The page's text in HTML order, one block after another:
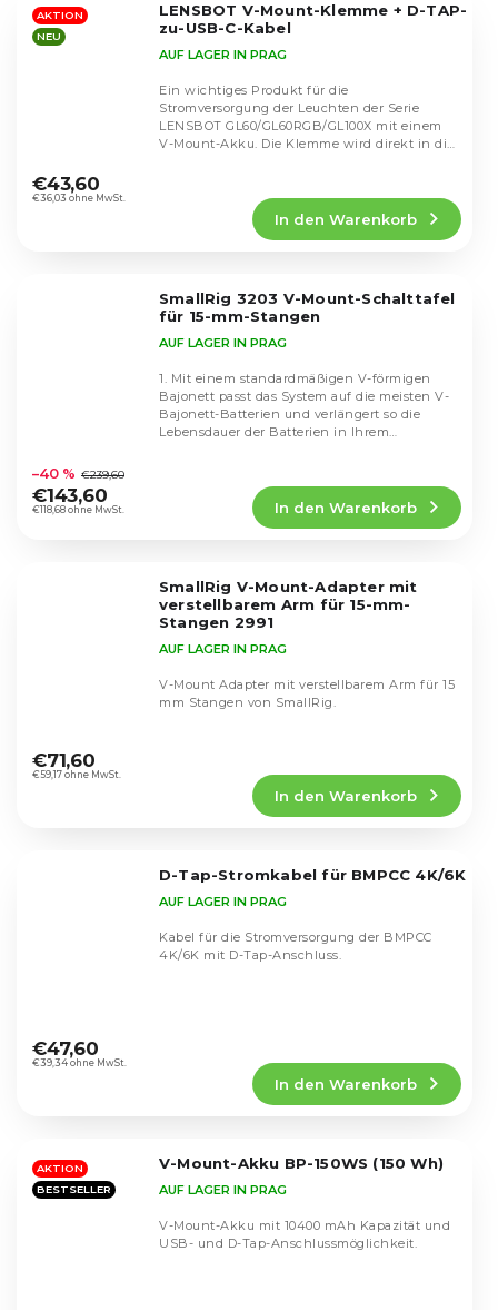
Sternen.
AKTION
NEU
LENSBOT V-Mount-Klemme + D-TAP-
zu-USB-C-Kabel
durchschnittliche
Produktbewertung
AUF LAGER IN PRAG
€36,03 ohne MwSt.
€43,60
In den Warenkorb
Ein wichtiges Produkt für die
Stromversorgung der Leuchten der Serie
LENSBOT GL60/GL60RGB/GL100X mit einem
V-Mount-Akku. Die Klemme wird direkt in die
SmallRig 3203 V-Mount-Schalttafel
für 15-mm-Stangen
durchschnittliche
Produktbewertung
ist
AUF LAGER IN PRAG
€118,68 ohne MwSt.
–40 % €239,60
€143,60
In den Warenkorb
1. Mit einem standardmäßigen V-förmigen
Bajonett passt das System auf die meisten V-
Bajonett-Batterien und verlängert so die
Lebensdauer der Batterien in Ihrem
SmallRig V-Mount-Adapter mit
verstellbarem Arm für 15-mm-
Stangen 2991
durchschnittliche
Produktbewertung
AUF LAGER IN PRAG
€59,17 ohne MwSt.
€71,60
In den Warenkorb
V-Mount Adapter mit verstellbarem Arm für 15
mm Stangen von SmallRig.
D-Tap-Stromkabel für BMPCC 4K/6K
durchschnittliche
Produktbewertung
Sternen.
AUF LAGER IN PRAG
€39,34 ohne MwSt.
€47,60
In den Warenkorb
Kabel für die Stromversorgung der BMPCC
4K/6K mit D-Tap-Anschluss.
AKTION
BESTSELLER
V-Mount-Akku BP-150WS (150 Wh)
AUF LAGER IN PRAG
V-Mount-Akku mit 10400 mAh Kapazität und
USB- und D-Tap-Anschlussmöglichkeit.